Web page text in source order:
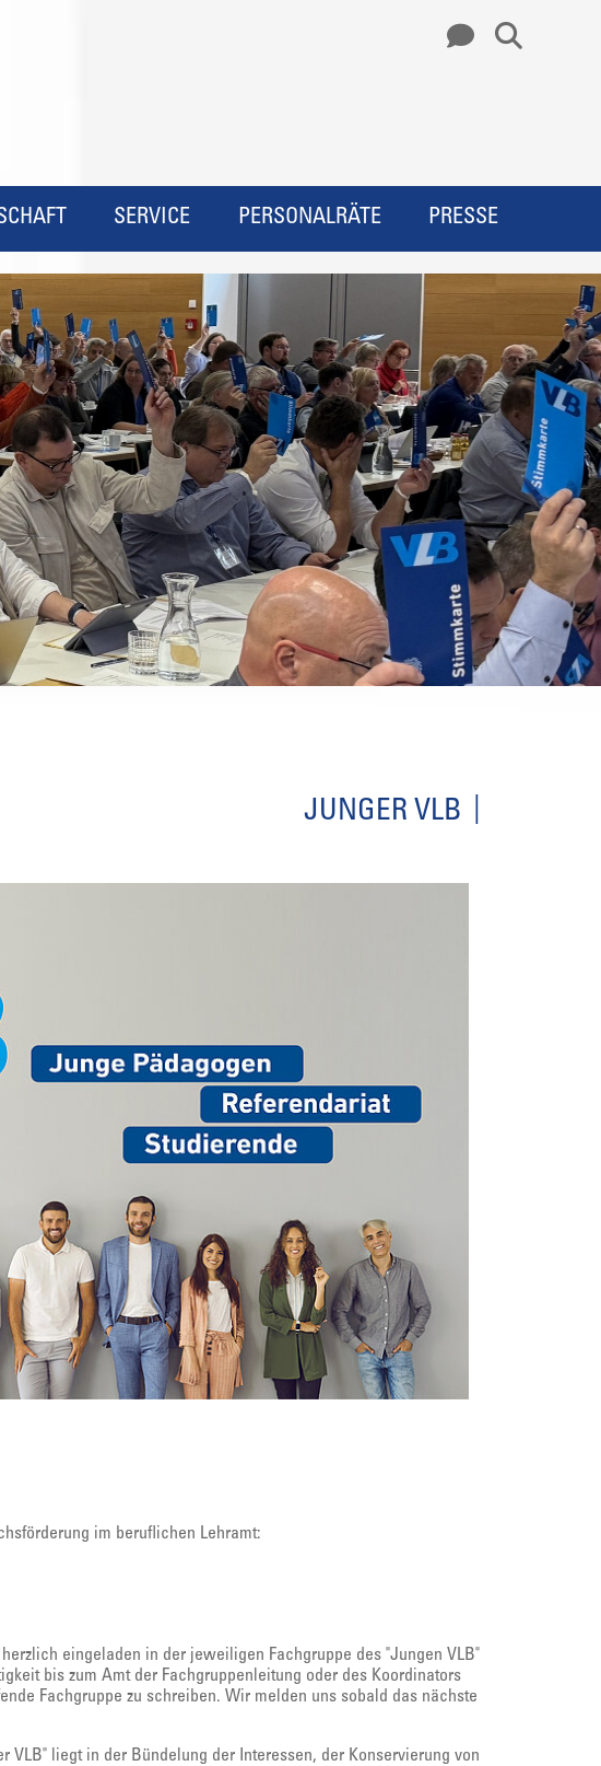
SERVICE PERSONALRÄTE PRESSE
JUNGER VLB
im beruflichen Lehramt:
eingeladen in der jeweiligen Fachgruppe des "Jungen VLB"
bis zum Amt der Fachgruppenleitung oder des Koordinators
Fachgruppe zu schreiben. Wir melden uns sobald das nächste
VLB" liegt in der Bündelung der Interessen, der Konservierung von